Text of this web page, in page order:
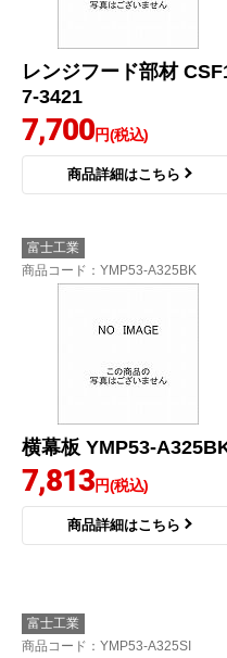
レンジフード部材
7-3421
7,700円(税込)
商品詳細はこちら
富士工業
商品コード ：YMP53-A325BK
横幕板 YMP53-
7,813円(税込)
商品詳細はこちら
富士工業
商品コード ：YMP53-A325SI